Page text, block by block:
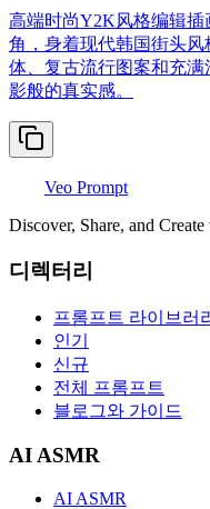
高端时尚Y2K风格编辑
角，身着现代韩国街头
体、复古流行图案和充
影般的真实感。
Veo Prompt
Discover, Share, and
디렉터리
프롬프트 라이브러
인기
신규
전체 프롬프트
블로그와 가이드
AI ASMR
AI ASMR